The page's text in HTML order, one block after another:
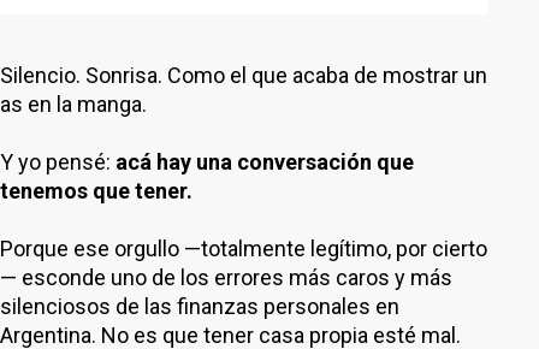
Silencio. Sonrisa. Como el que acaba de mostrar un
as en la manga.
Y yo pensé: acá hay una conversación que
tenemos que tener.
Porque ese orgullo —totalmente legítimo, por cierto
— esconde uno de los errores más caros y más
silenciosos de las finanzas personales en
Argentina. No es que tener casa propia esté mal.